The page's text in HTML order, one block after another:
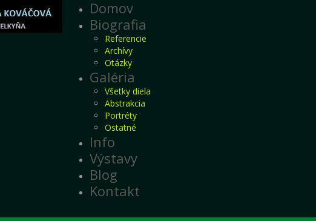
Domov
Biografia
Referencie
Archívy
Otázky
Galéria
Všetky diela
Abstrakcia
Portréty
Ostatné
Info
Výstavy
Blog
Kontakt